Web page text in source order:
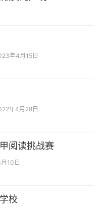
年4月15日
年4月28日
阅读挑战赛
10日
校